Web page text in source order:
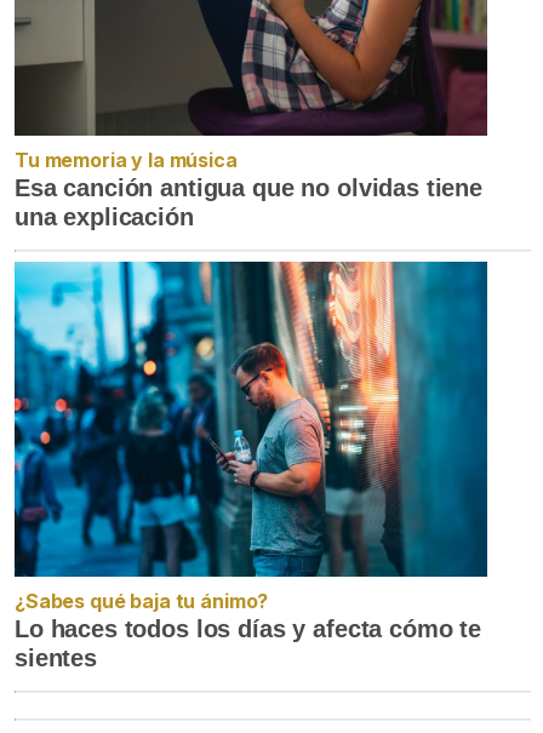
Tu memoria y la música
Esa canción antigua que no olvidas tiene
una explicación
¿Sabes qué baja tu ánimo?
Lo haces todos los días y afecta cómo te
sientes